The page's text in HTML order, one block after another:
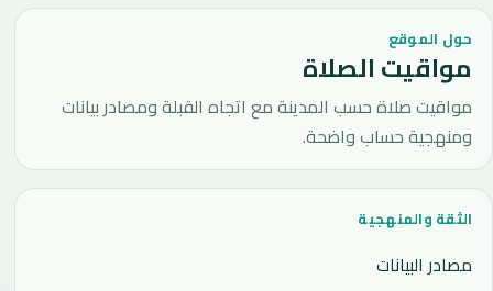
حول الموقع
مواقيت الصلاة
مواقيت صلاة حسب المدينة مع اتجاه القبلة ومصادر بيانات
ومنهجية حساب واضحة.
الثقة والمنهجية
مصادر البيانات